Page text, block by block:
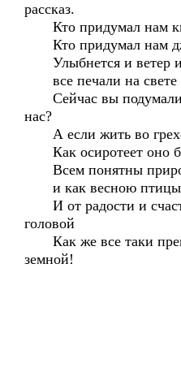
рассказ.
Кто придумал нам
Кто придумал нам
Улыбнется и ветер и
все печали на свете
Сейчас вы
нас?
А если жить во
Как осиротеет оно
Всем понятны
и как весною птицы,
И от радости и
головой
Как же все таки
земной!